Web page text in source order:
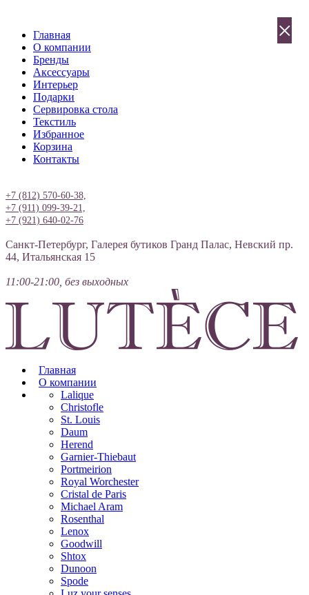
Главная
О компании
Бренды
Аксессуары
Интерьер
Подарки
Сервировка стола
Текстиль
Избранное
Корзина
Контакты
+7 (812) 570-60-38,
+7 (911) 099-39-21,
+7 (921) 640-02-76
Санкт-Петербург, Галерея бутиков Гранд Палас, Невский пр.
44, Итальянская 15
11:00-21:00, без выходных
Главная
О компании
Lalique
Christofle
St. Louis
Daum
Herend
Garnier-Thiebaut
Portmeirion
Royal Worchester
Cristal de Paris
Michael Aram
Rosenthal
Lenox
Goodwill
Shtox
Dunoon
Spode
×